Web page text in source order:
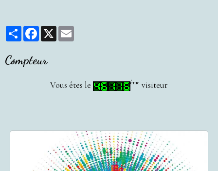
PartagerFacebook
X
Compteur
Vous êtes le ème visiteur